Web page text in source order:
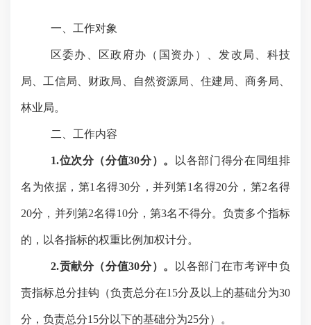
一、工作对象
区委办 区政府办（国资办）、发改局、科技
局、工信局、财政局、自然资源局、住建局、商务局、
林业局。
二、工作内容
1.位次分（分值30分）。 以各部门得分在同组排
名为依据，第1名得30分，并列第1名得20分，第2名得
20分，并列第2名得10分，第3名不得分。负责多个指标
的，以各指标的权重比例加权计分。
2.贡献分（分值30分）。 以各部门在市考评中负
责指标总分挂钩（负责总分在15分及以上的基础分为30
分，负责总分15分以下的基础分为25分）。